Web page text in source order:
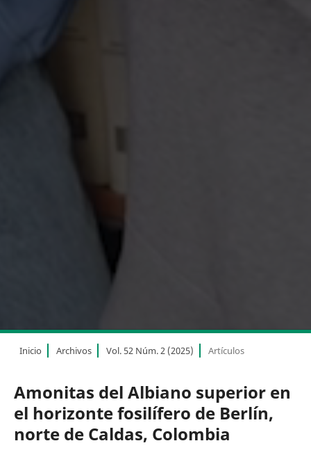
Inicio Archivos Vol. 52 Núm. 2 (2025) Artículos
Amonitas del Albiano superior en
el horizonte fosilífero de Berlín,
norte de Caldas, Colombia